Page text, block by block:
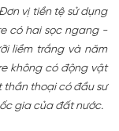
vị tiền tệ sử dụng
có hai sọc ngang -
liềm trắng và năm
không có động vật
thần thoại có đầu sư
gia của đất nước.